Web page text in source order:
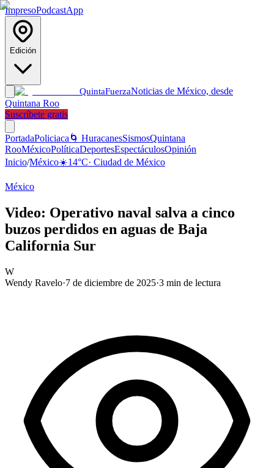
ImpresoPodcastApp
Edición
QuintaFuerzaNoticias de México, desde
Quintana Roo
Suscríbete gratis
PortadaPoliciaca 🌀 HuracanesSismosQuintana
RooMéxicoPolíticaDeportesEspectáculosOpinión
Inicio/México☀️14°C· Ciudad de México
México
Video: Operativo naval salva a cinco
buzos perdidos en aguas de Baja
California Sur
W
Wendy Ravelo·7 de diciembre de 2025·3 min de lectura